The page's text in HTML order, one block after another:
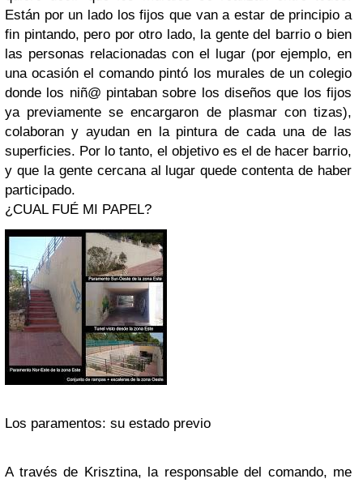
Están por un lado los fijos que van a estar de principio a
fin pintando, pero por otro lado, la gente del barrio o bien
las personas relacionadas con el lugar (por ejemplo, en
una ocasión el comando pintó los murales de un colegio
donde los niñ@ pintaban sobre los diseños que los fijos
ya previamente se encargaron de plasmar con tizas),
colaboran y ayudan en la pintura de cada una de las
superficies. Por lo tanto, el objetivo es el de hacer barrio,
y que la gente cercana al lugar quede contenta de haber
participado.
¿CUAL FUÉ MI PAPEL?
Los paramentos: su estado previo
A través de Krisztina, la responsable del comando, me